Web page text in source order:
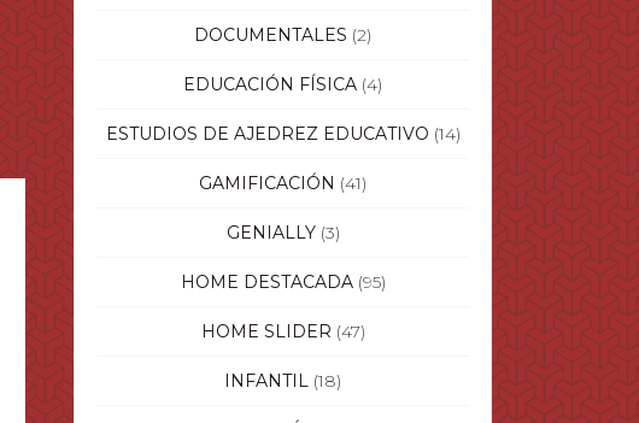
DOCUMENTALES (2)
EDUCACIÓN FÍSICA (4)
ESTUDIOS DE AJEDREZ EDUCATIVO (14)
GAMIFICACIÓN (41)
GENIALLY(3)
HOME DESTACADA(95)
HOME SLIDER (47)
INFANTIL (18)